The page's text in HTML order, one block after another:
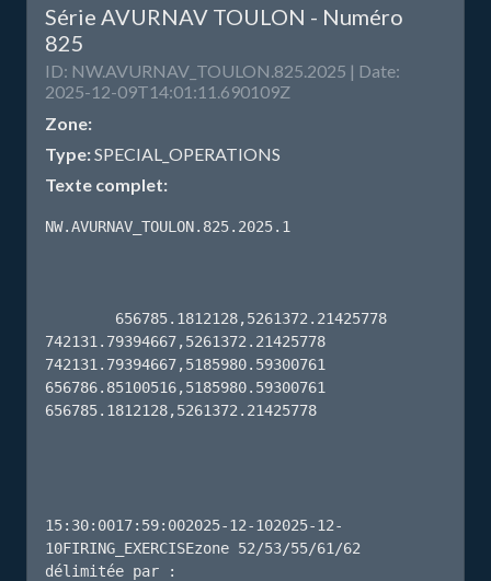
Série AVURNAV TOULON - Numéro
825
ID: NW.AVURNAV_TOULON.825.2025 | Date:
2025-12-09T14:01:11.690109Z
Zone:
Type:SPECIAL_OPERATIONS
Texte complet:
NW.AVURNAV_TOULON.825.2025.1
742131.79394667,5261372.21425778
742131.79394667,5185980.59300761
656786.85100516,5185980.59300761
656785.1812128,5261372.21425778
15:30:0017:59:002025-12-102025-12-
10FIRING_EXERCISEzone 52/53/55/61/62
délimitée par :